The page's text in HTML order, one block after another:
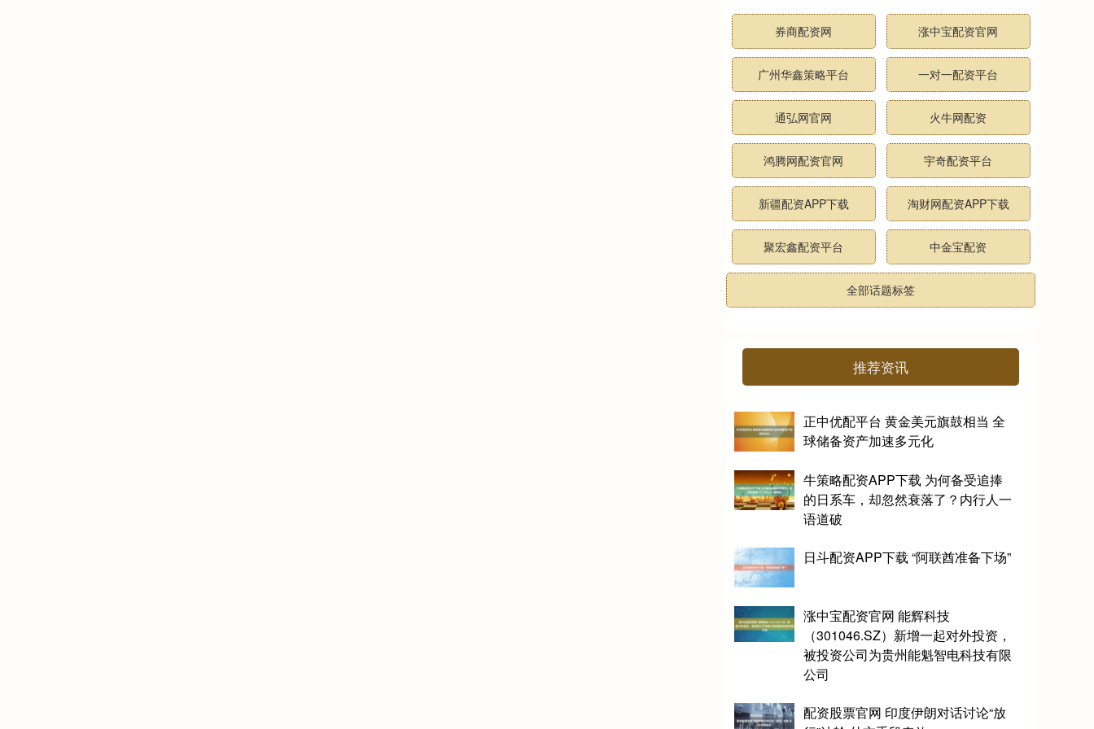
券商配资网 涨中宝配资官网
广州华鑫策略平台 一对一配资平台
通弘网官网 火牛网配资
鸿腾网配资官网 宇奇配资平台
新疆配资APP下载 淘财网配资APP下载
聚宏鑫配资平台 中金宝配资
全部话题标签
推荐资讯
正中优配平台 黄金美元旗鼓相当 全
球储备资产加速多元化
牛策略配资APP下载 为何备受追捧
的日系车，却忽然衰落了？内行人一
语道破
日斗配资APP下载 “阿联酋准备下场”
涨中宝配资官网 能辉科技
（301046.SZ）新增一起对外投资，
被投资公司为贵州能魁智电科技有限
公司
配资股票官网 印度伊朗对话讨论“放